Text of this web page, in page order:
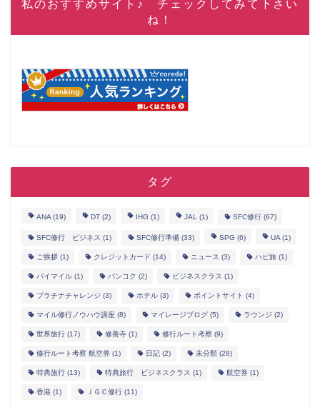
私のおすすめサイト♪ チェックしてみて下さい
ね！
タグ
ANA(19) DT (2) IHG (1) JAL (1) SFC修行 (67)
SFC修行 ビジネス (1) SFC修行準備 (33) SPG (6) UA(1)
ご挨拶 (1) クレジットカード (14) ニュース (3) ハピ旅 (1)
バイマイル (1) バンコク (2) ビジネスクラス (1)
プラチナチャレンジ (3) ホテル (3) ポイントサイト (4)
マイル修行ノウハウ講座 (8) マイレージブログ (5) ラウンジ (2)
世界旅行 (17) 修善寺 (1) 修行ルート考察 (9)
修行ルート考察 航空券 (1) 日記 (2) 未分類 (28)
特典旅行 (13) 特典旅行 ビジネスクラス (1) 航空券 (1)
香港 (1) ＪＧＣ修行 (11)